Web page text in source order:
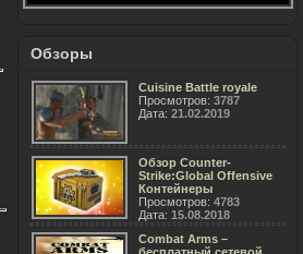
Обзоры
Cuisine Battle royale
Просмотров: 3787
Дата: 21.02.2019
Обзор Counter-
Strike:Global Offensive
Контейнеры
Просмотров: 4783
Дата: 15.08.2018
Combat Arms –